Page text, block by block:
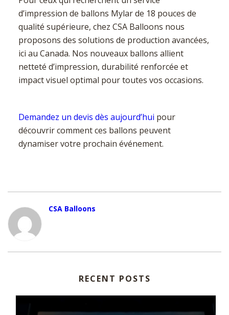
d’impression de ballons Mylar de 18 pouces de
qualité supérieure, chez CSA Balloons nous
proposons des solutions de production avancées,
ici au Canada. Nos nouveaux ballons allient
netteté d’impression, durabilité renforcée et
impact visuel optimal pour toutes vos occasions.
Demandez un devis dès aujourd’hui pour
découvrir comment ces ballons peuvent
dynamiser votre prochain événement.
CSA Balloons
RECENT POSTS